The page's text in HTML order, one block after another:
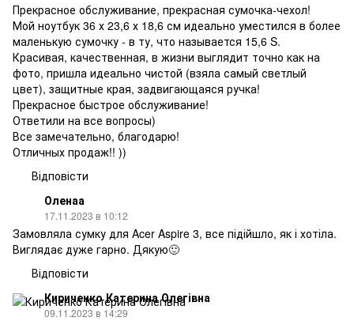
Прекрасное обслуживание, прекрасная сумочка-чехол!
Мой ноутбук 36 х 23,6 х 18,6 см идеально уместился в более
маленькую сумочку - в ту, что называется 15,6 S.
Красивая, качественная, в жизни выглядит точно как на
фото, пришла идеально чистой (взяла самый светлый
цвет), защитные края, задвигающаяся ручка!
Прекрасное быстрое обслуживание!
Ответили на все вопросы)
Все замечательно, благодарю!
Отличных продаж!! ))
Відповісти
Оленаа
17.11.2023 в 10:12
Замовляла сумку для Acer Aspire 3, все підійшло, як і хотіла.
Виглядає дуже гарно. Дякую🙂
Відповісти
Кириченко Катерина Олегівна
09.11.2023 в 14:29